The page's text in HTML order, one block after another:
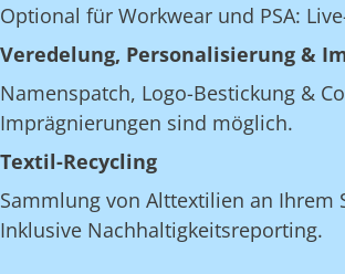
Optional für Workwear und PSA:
Veredelung, Personalisierung &
Namenspatch, Logo-Bestickung &
Imprägnierungen sind möglich.
Textil-Recycling
Sammlung von Alttextilien an Ihrem
Inklusive Nachhaltigkeitsreporting.